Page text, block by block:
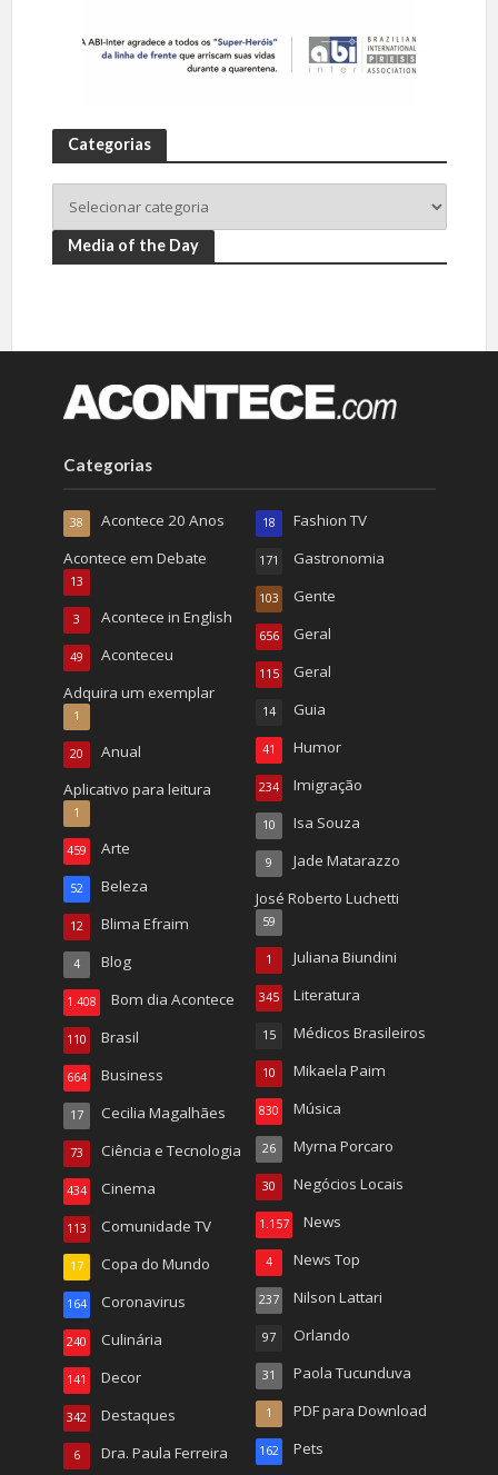
Categorias
Media of the Day
Categorias
Acontece 20 Anos
38
Acontece em Debate
13
Acontece in English
3
Aconteceu
49
Adquira um exemplar
1
Anual
20
Aplicativo para leitura
1
Arte
459
Beleza
52
Blima Efraim
12
Blog
4
Bom dia Acontece
1.408
Brasil
110
Business
664
Cecilia Magalhães
17
Ciência e Tecnologia
73
Cinema
434
Comunidade TV
113
Copa do Mundo
17
Coronavirus
164
Culinária
240
Decor
141
Destaques
342
Dra. Paula Ferreira
6
Fashion TV
18
Gastronomia
171
Gente
103
Geral
656
Geral
115
Guia
14
Humor
41
Imigração
234
Isa Souza
10
Jade Matarazzo
9
José Roberto Luchetti
59
Juliana Biundini
1
Literatura
345
Médicos Brasileiros
15
Mikaela Paim
10
Música
830
Myrna Porcaro
26
Negócios Locais
30
News
1.157
News Top
4
Nilson Lattari
237
Orlando
97
Paola Tucunduva
31
PDF para Download
1
Pets
162